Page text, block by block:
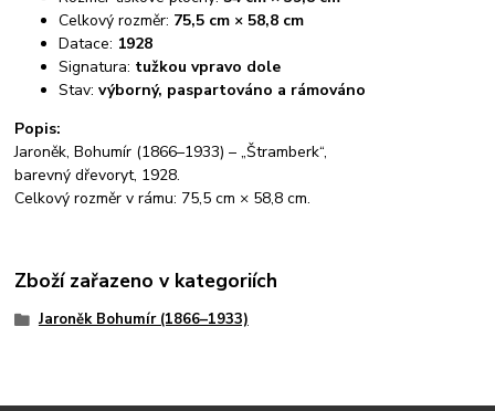
Celkový rozměr: 75,5 cm × 58,8 cm
Datace: 1928
Signatura: tužkou vpravo dole
Stav:výborný, paspartováno a rámováno
Popis:
Jaroněk, Bohumír (1866–1933) – „Štramberk“,
barevný dřevoryt, 1928.
Celkový rozměr v rámu: 75,5 cm × 58,8 cm.
Zboží zařazeno v kategoriích
Jaroněk Bohumír (1866–1933)